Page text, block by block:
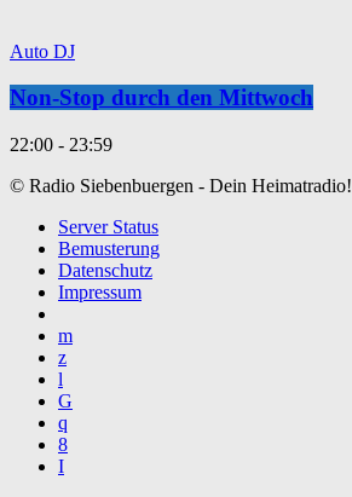
Auto DJ
Non-Stop durch den Mittwoch
22:00 - 23:59
© Radio Siebenbuergen - Dein Heimatradio!
Server Status
Bemusterung
Datenschutz
Impressum